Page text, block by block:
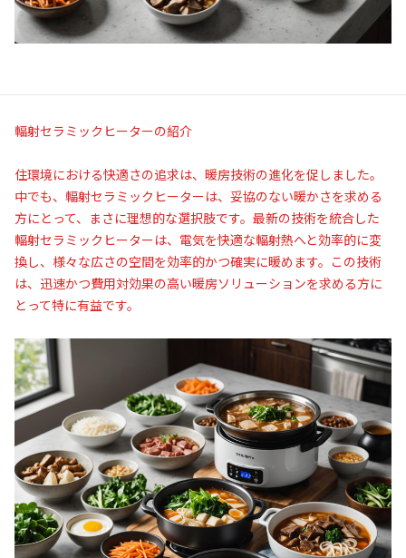
輻射セラミックヒーターの紹介
住環境における快適さの追求は、暖房技術の進化を促しました。
中でも、輻射セラミックヒーターは、妥協のない暖かさを求める
方にとって、まさに理想的な選択肢です。最新の技術を統合した
輻射セラミックヒーターは、電気を快適な輻射熱へと効率的に変
換し、様々な広さの空間を効率的かつ確実に暖めます。この技術
は、迅速かつ費用対効果の高い暖房ソリューションを求める方に
とって特に有益です。